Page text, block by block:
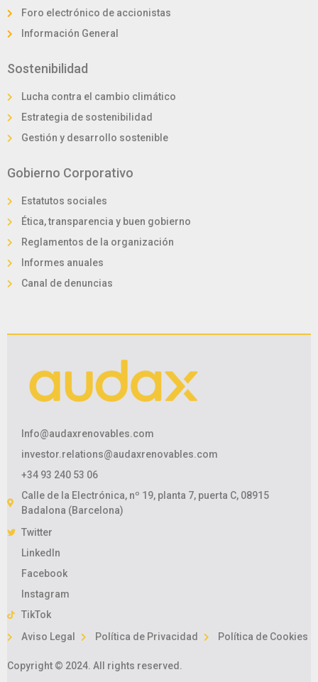
Foro electrónico de accionistas
Información General
Sostenibilidad
Lucha contra el cambio climático
Estrategia de sostenibilidad
Gestión y desarrollo sostenible
Gobierno Corporativo
Estatutos sociales
Ética, transparencia y buen gobierno
Reglamentos de la organización
Informes anuales
Canal de denuncias
Info@audaxrenovables.com
investor.relations@audaxrenovables.com
+34 93 240 53 06
Calle de la Electrónica, nº 19, planta 7, puerta C, 08915
Badalona (Barcelona)
Twitter
LinkedIn
Facebook
Instagram
TikTok
Aviso Legal
Política de Privacidad Política de Cookies
Copyright © 2024. All rights reserved.